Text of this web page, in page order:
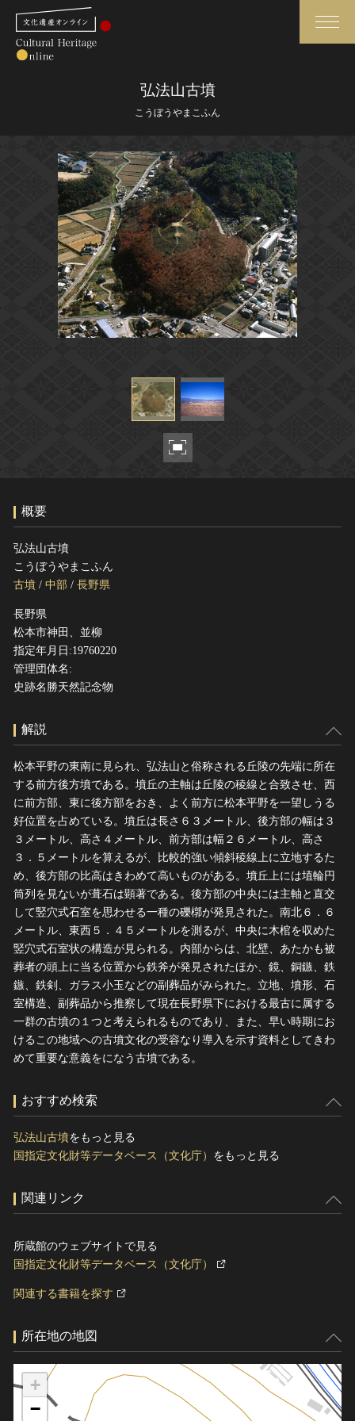
さらに詳細検索
さらに詳細検索
カテゴリで見る
世界遺産と無形文化遺産
全国の美術館・博物館
媒体資料・関連記事等
博物館、美術館の皆さまへ
文化庁よりご挨拶
今月のみどころ
お知らせ一覧
このサイトについて
関連サイトリンク
サイトマップ
サイトのご意見はこちら
文化遺産データベース
国指定文化財等データベース
弘法山古墳
こうぼうやまこふん
概要
弘法山古墳
こうぼうやまこふん
古墳 / 中部 / 長野県
長野県
松本市神田、並柳
指定年月日:19760220
管理団体名:
史跡名勝天然記念物
解説
松本平野の東南に見られ、弘法山と俗称される丘陵の先端に所在
する前方後方墳である。墳丘の主軸は丘陵の稜線と合致させ、西
に前方部、東に後方部をおき、よく前方に松本平野を一望しうる
好位置を占めている。墳丘は長さ６３メートル、後方部の幅は３
３メートル、高さ４メートル、前方部は幅２６メートル、高さ
３．５メートルを算えるが、比較的強い傾斜稜線上に立地するた
め、後方部の比高はきわめて高いものがある。墳丘上には埴輪円
筒列を見ないが葺石は顕著である。後方部の中央には主軸と直交
して竪穴式石室を思わせる一種の礫槨が発見された。南北６．６
メートル、東西５．４５メートルを測るが、中央に木棺を収めた
竪穴式石室状の構造が見られる。内部からは、北壁、あたかも被
葬者の頭上に当る位置から鉄斧が発見されたほか、鏡、銅鏃、鉄
鏃、鉄剣、ガラス小玉などの副葬品がみられた。立地、墳形、石
室構造、副葬品から推察して現在長野県下における最古に属する
一群の古墳の１つと考えられるものであり、また、早い時期にお
けるこの地域への古墳文化の受容なり導入を示す資料としてきわ
めて重要な意義をになう古墳である。
おすすめ検索
弘法山古墳をもっと見る
国指定文化財等データベース（文化庁） をもっと見る
関連リンク
所蔵館のウェブサイトで見る
国指定文化財等データベース（文化庁）
関連する書籍を探す
所在地の地図
+
−